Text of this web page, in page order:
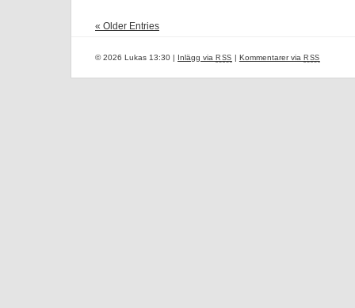
« Older Entries
© 2026 Lukas 13:30 | Inlägg via RSS | Kommentarer via RSS